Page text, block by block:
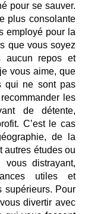
pour se sauver.
plus consolante
employé pour la
que vous soyez
aucun repos et
vous aime, que
qui ne sont pas
les
de détente,
C’est le cas
de la
autres études ou
distrayant,
utiles et
supérieurs. Pour
divertir avec